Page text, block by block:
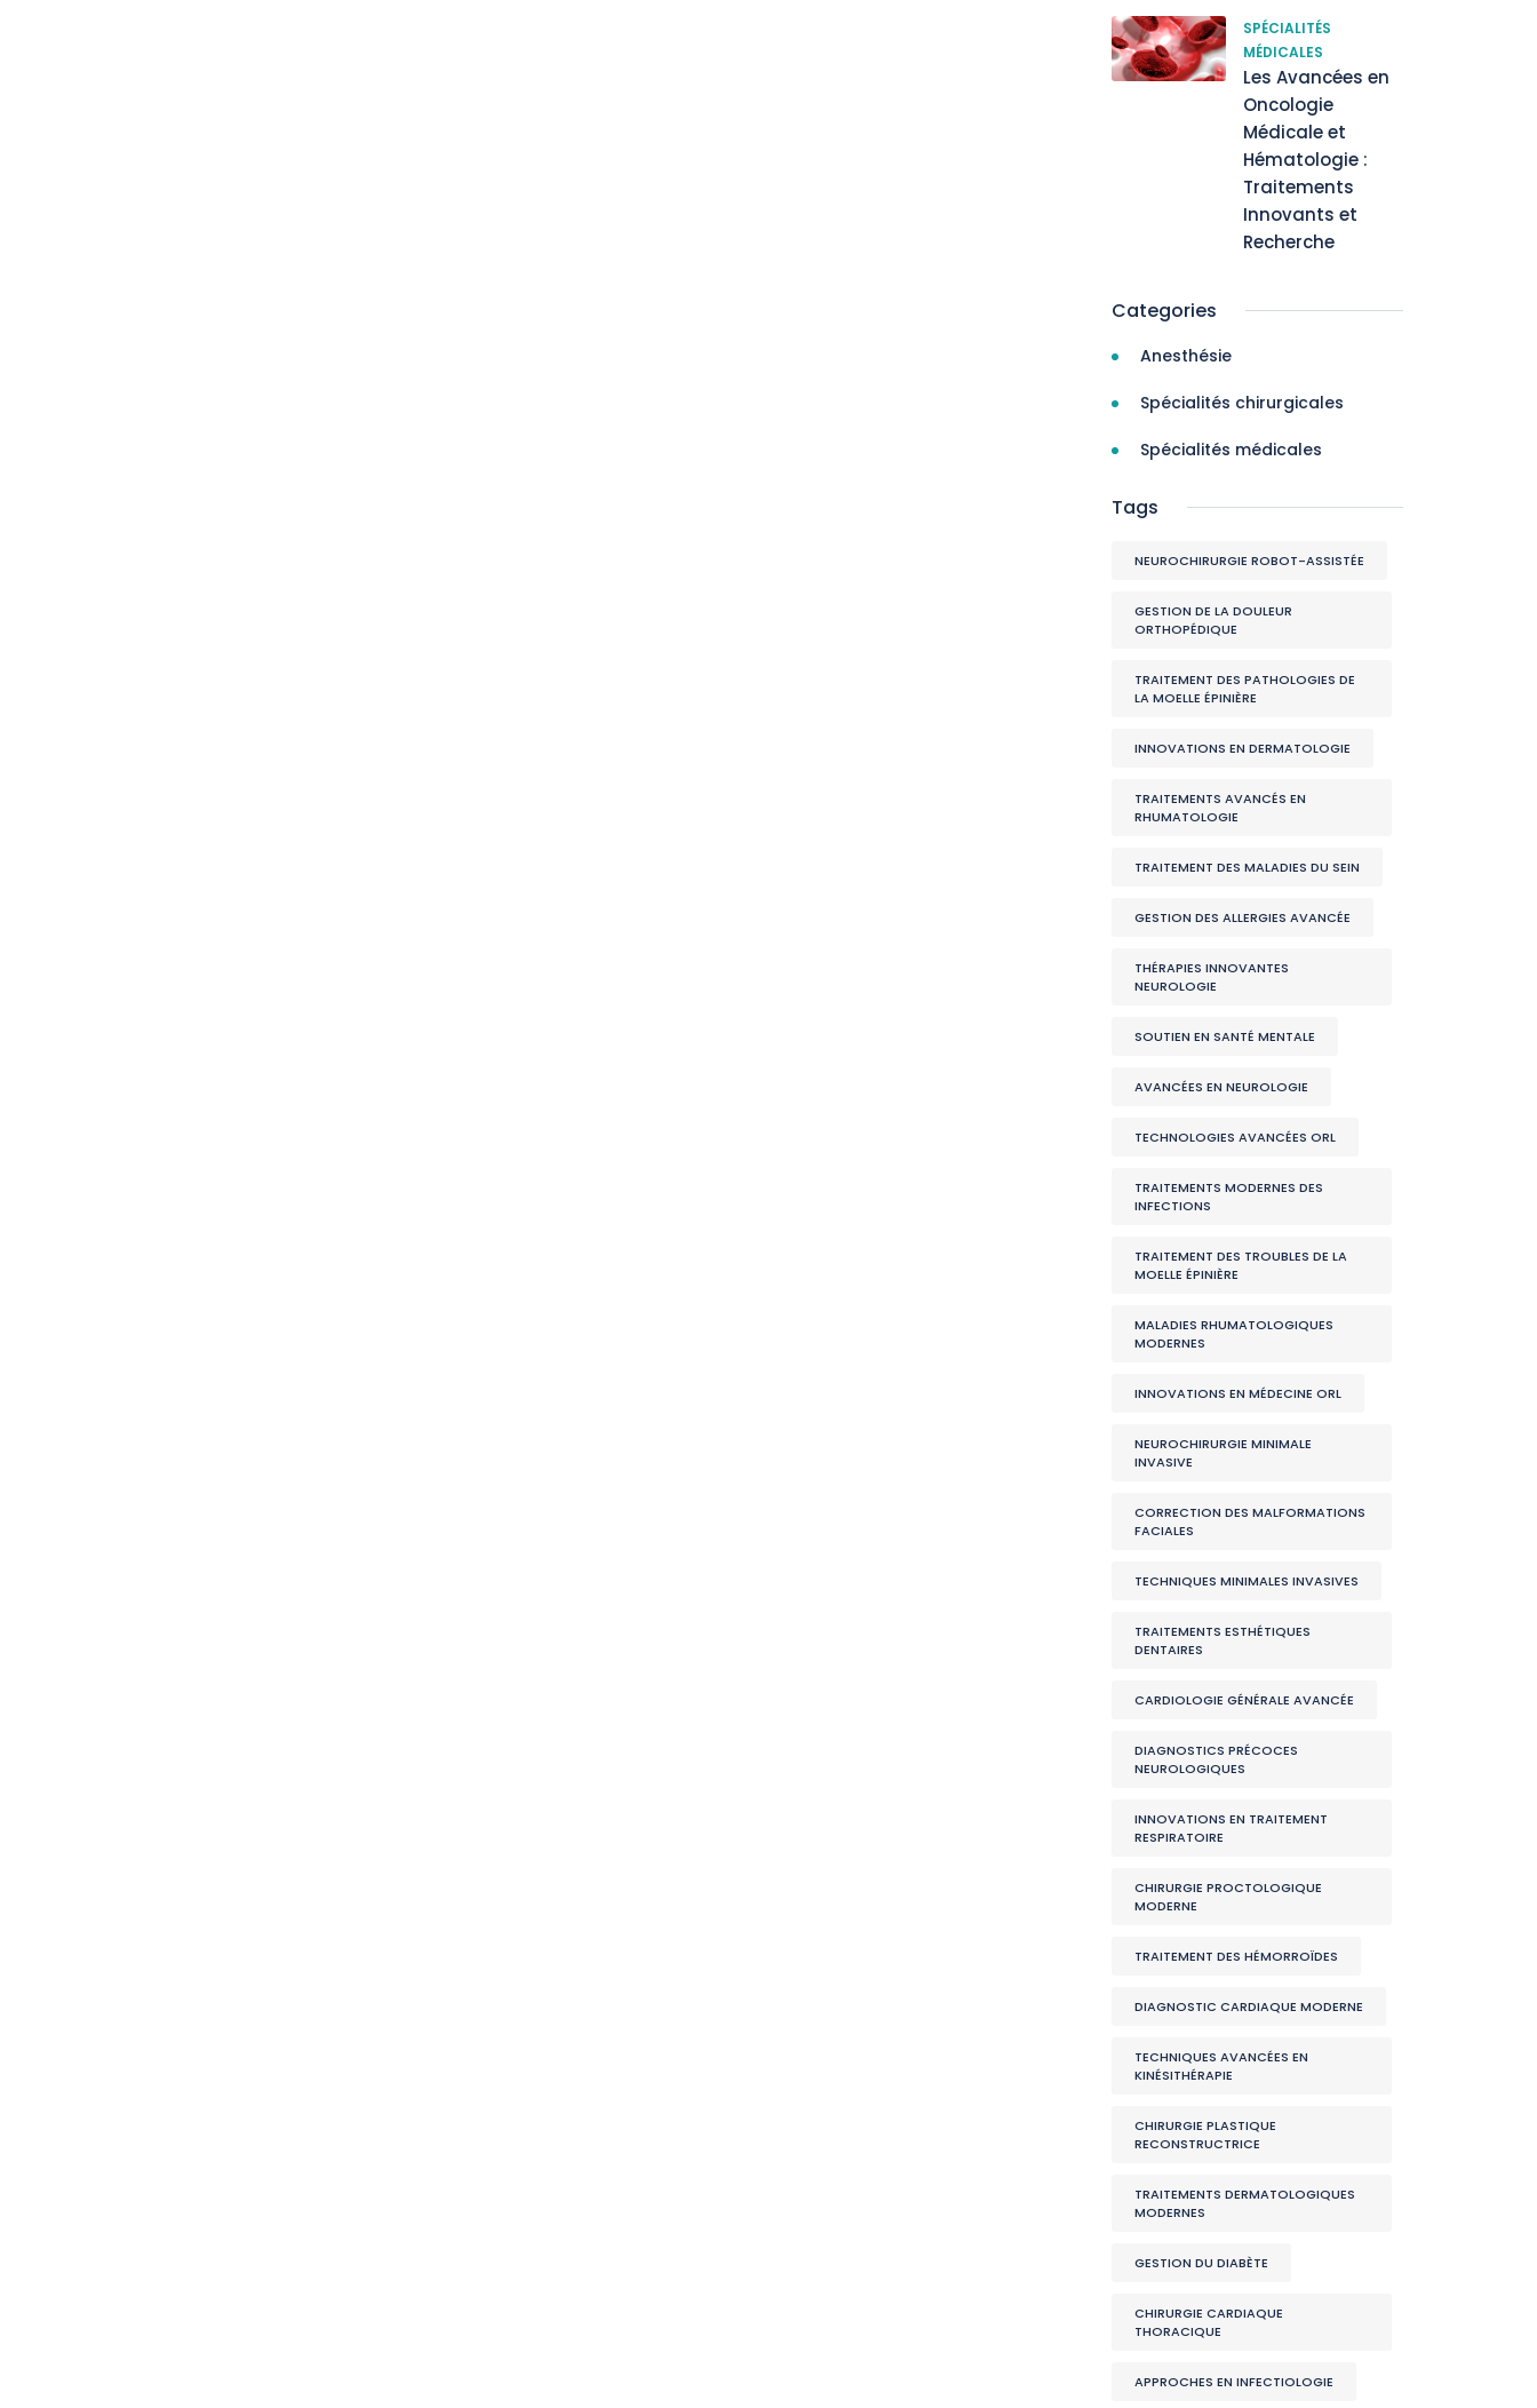
SPÉCIALITÉS
MÉDICALES
Les Avancées en
Oncologie
Médicale et
Hématologie :
Traitements
Innovants et
Recherche
Categories
Anesthésie
Spécialités chirurgicales
Spécialités médicales
Tags
NEUROCHIRURGIE ROBOT-ASSISTÉE
GESTION DE LA DOULEUR
ORTHOPÉDIQUE
TRAITEMENT DES PATHOLOGIES DE
LA MOELLE ÉPINIÈRE
INNOVATIONS EN DERMATOLOGIE
TRAITEMENTS AVANCÉS EN
RHUMATOLOGIE
TRAITEMENT DES MALADIES DU SEIN
GESTION DES ALLERGIES AVANCÉE
THÉRAPIES INNOVANTES
NEUROLOGIE
SOUTIEN EN SANTÉ MENTALE
AVANCÉES EN NEUROLOGIE
TECHNOLOGIES AVANCÉES ORL
TRAITEMENTS MODERNES DES
INFECTIONS
TRAITEMENT DES TROUBLES DE LA
MOELLE ÉPINIÈRE
MALADIES RHUMATOLOGIQUES
MODERNES
INNOVATIONS EN MÉDECINE ORL
NEUROCHIRURGIE MINIMALE
INVASIVE
CORRECTION DES MALFORMATIONS
FACIALES
TECHNIQUES MINIMALES INVASIVES
TRAITEMENTS ESTHÉTIQUES
DENTAIRES
CARDIOLOGIE GÉNÉRALE AVANCÉE
DIAGNOSTICS PRÉCOCES
NEUROLOGIQUES
INNOVATIONS EN TRAITEMENT
RESPIRATOIRE
CHIRURGIE PROCTOLOGIQUE
MODERNE
TRAITEMENT DES HÉMORROÏDES
DIAGNOSTIC CARDIAQUE MODERNE
TECHNIQUES AVANCÉES EN
KINÉSITHÉRAPIE
CHIRURGIE PLASTIQUE
RECONSTRUCTRICE
TRAITEMENTS DERMATOLOGIQUES
MODERNES
GESTION DU DIABÈTE
CHIRURGIE CARDIAQUE
THORACIQUE
APPROCHES EN INFECTIOLOGIE